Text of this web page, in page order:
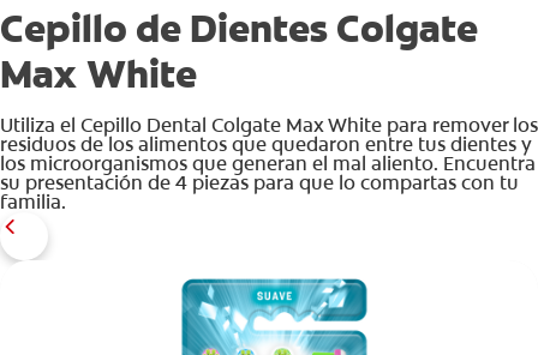
Cepillo de Dientes Colgate
Max White
Utiliza el Cepillo Dental Colgate Max White para remover los
residuos de los alimentos que quedaron entre tus dientes y
los microorganismos que generan el mal aliento. Encuentra
su presentación de 4 piezas para que lo compartas con tu
familia.